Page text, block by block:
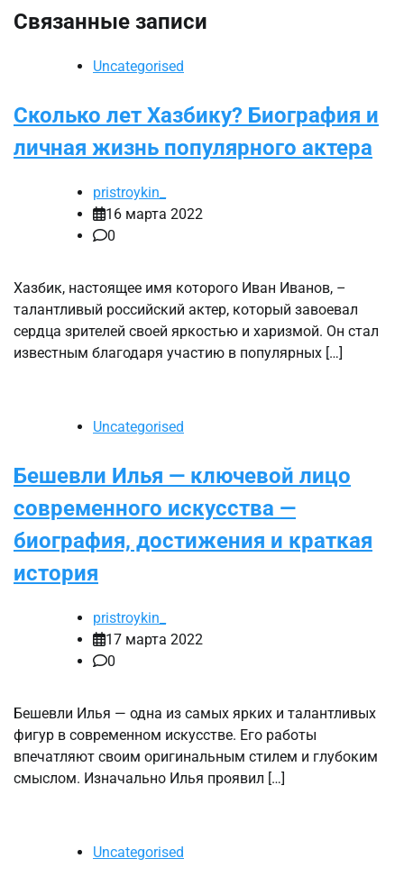
Связанные записи
Uncategorised
Сколько лет Хазбику? Биография и
личная жизнь популярного актера
pristroykin_
16 марта 2022
0
Хазбик, настоящее имя которого Иван Иванов, –
талантливый российский актер, который завоевал
сердца зрителей своей яркостью и харизмой. Он стал
известным благодаря участию в популярных […]
Uncategorised
Бешевли Илья — ключевой лицо
современного искусства —
биография, достижения и краткая
история
pristroykin_
17 марта 2022
0
Бешевли Илья — одна из самых ярких и талантливых
фигур в современном искусстве. Его работы
впечатляют своим оригинальным стилем и глубоким
смыслом. Изначально Илья проявил […]
Uncategorised